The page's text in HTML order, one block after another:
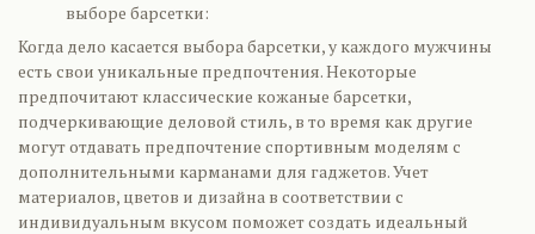
выборе барсетки:
Когда дело касается выбора барсетки, у каждого мужчины
есть свои уникальные предпочтения. Некоторые
предпочитают классические кожаные барсетки,
подчеркивающие деловой стиль, в то время как другие
могут отдавать предпочтение спортивным моделям с
дополнительными карманами для гаджетов. Учет
материалов, цветов и дизайна в соответствии с
индивидуальным вкусом поможет создать идеальный